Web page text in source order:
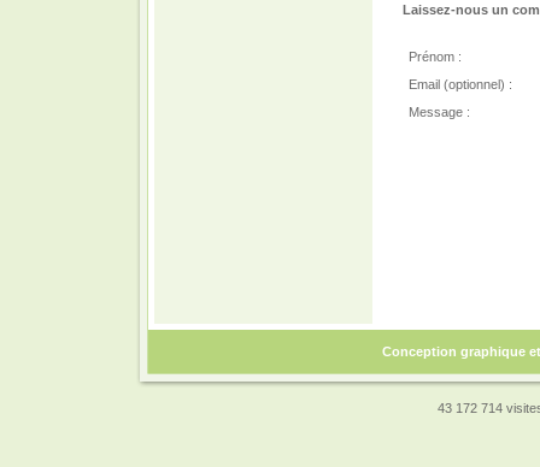
Laissez-nous un
Prénom :
Email (optionnel) :
Message :
Conception graphique
43 172 714